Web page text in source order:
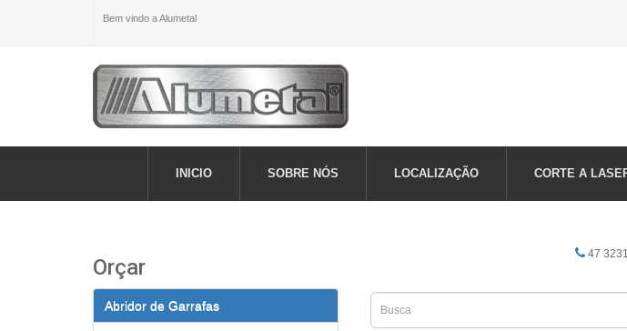
Bem vindo a Alumetal
INICIO SOBRE NÓS LOCALIZAÇÃO CORTE A
47
Orçar
Abridor de Garrafas